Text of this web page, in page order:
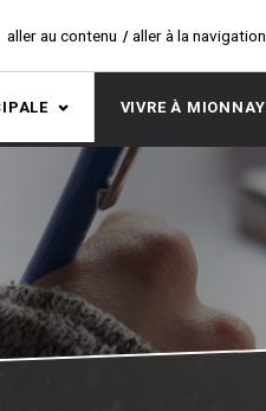
aller au contenu aller à la navigation
VIVRE À MIONNAY